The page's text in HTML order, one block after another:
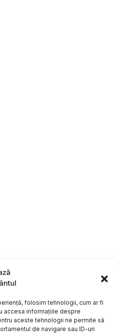
folosim tehnologii, cum ar fi
accesa informațiile despre
aceste tehnologii ne permite să
de navigare sau ID-uri